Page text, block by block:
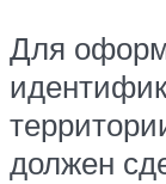
Для
должен